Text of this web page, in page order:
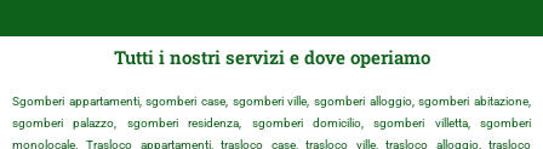
Tutti i nostri servizi e dove operiamo
Sgomberi appartamenti, sgomberi case, sgomberi ville, sgomberi alloggio, sgomberi abitazione,
sgomberi palazzo, sgomberi residenza, sgomberi domicilio, sgomberi villetta, sgomberi
monolocale. Trasloco appartamenti, trasloco case, trasloco ville, trasloco alloggio, trasloco